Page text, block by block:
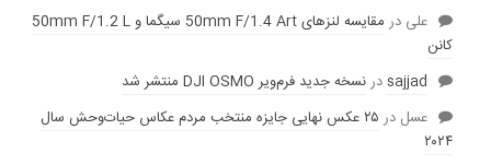
علی در
مقایسه لنز‌های 50mm F/1.4 Art سیگما و 50mm F/1.2 L
کانن
sajjadدرنسخه جدید فرم‌ویر DJI OSMO منتشر شد
عسل در
۲۵ عکس نهایی جایزه منتخب مردم عکاس حیات‌وحش سال
۲۰۲۴